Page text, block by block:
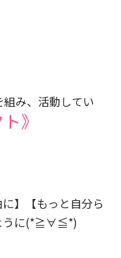
み、活動してい
》
】【もっと自分ら
うに(*≧∀≦*)